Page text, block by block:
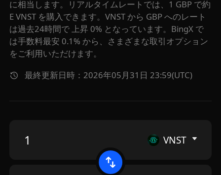
に相当します。リアルタイムレートでは、1 GBP で約
E VNST を購入できます。VNST から GBP へのレート
は過去24時間で 上昇 0% となっています。BingX で
は手数料最安 0.1% から、さまざまな取引オプション
をご利用いただけます。
最終更新日時：2026年05月31日 23:59(UTC)
VNST